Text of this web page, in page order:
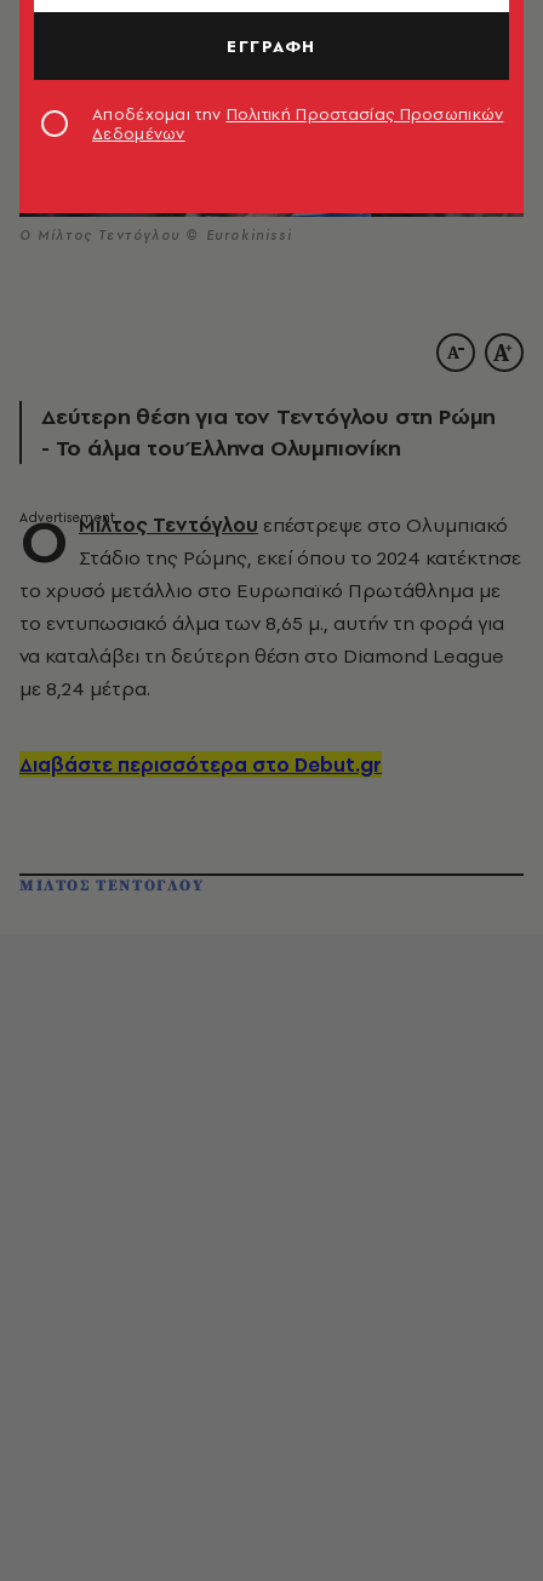
O Μίλτος Τεντόγλου © Eurokinissi
Δεύτερη θέση για τον Τεντόγλου στη Ρώμη
- Το άλμα του Έλληνα Ολυμπιονίκη
Ο Μίλτος Τεντόγλου επέστρεψε στο Ολυμπιακό
Στάδιο της Ρώμης, εκεί όπου το 2024 κατέκτησε
το χρυσό μετάλλιο στο Ευρωπαϊκό Πρωτάθλημα με
το εντυπωσιακό άλμα των 8,65 μ., αυτήν τη φορά για
να καταλάβει τη δεύτερη θέση στο Diamond League
με 8,24 μέτρα.
Διαβάστε περισσότερα στο Debut.gr
ΜΙΛΤΟΣ ΤΕΝΤΟΓΛΟΥ
ΕΓΓΡΑΦΗ
Αποδέχομαι την Πολιτική Προστασίας Προσωπικών
Δεδομένων